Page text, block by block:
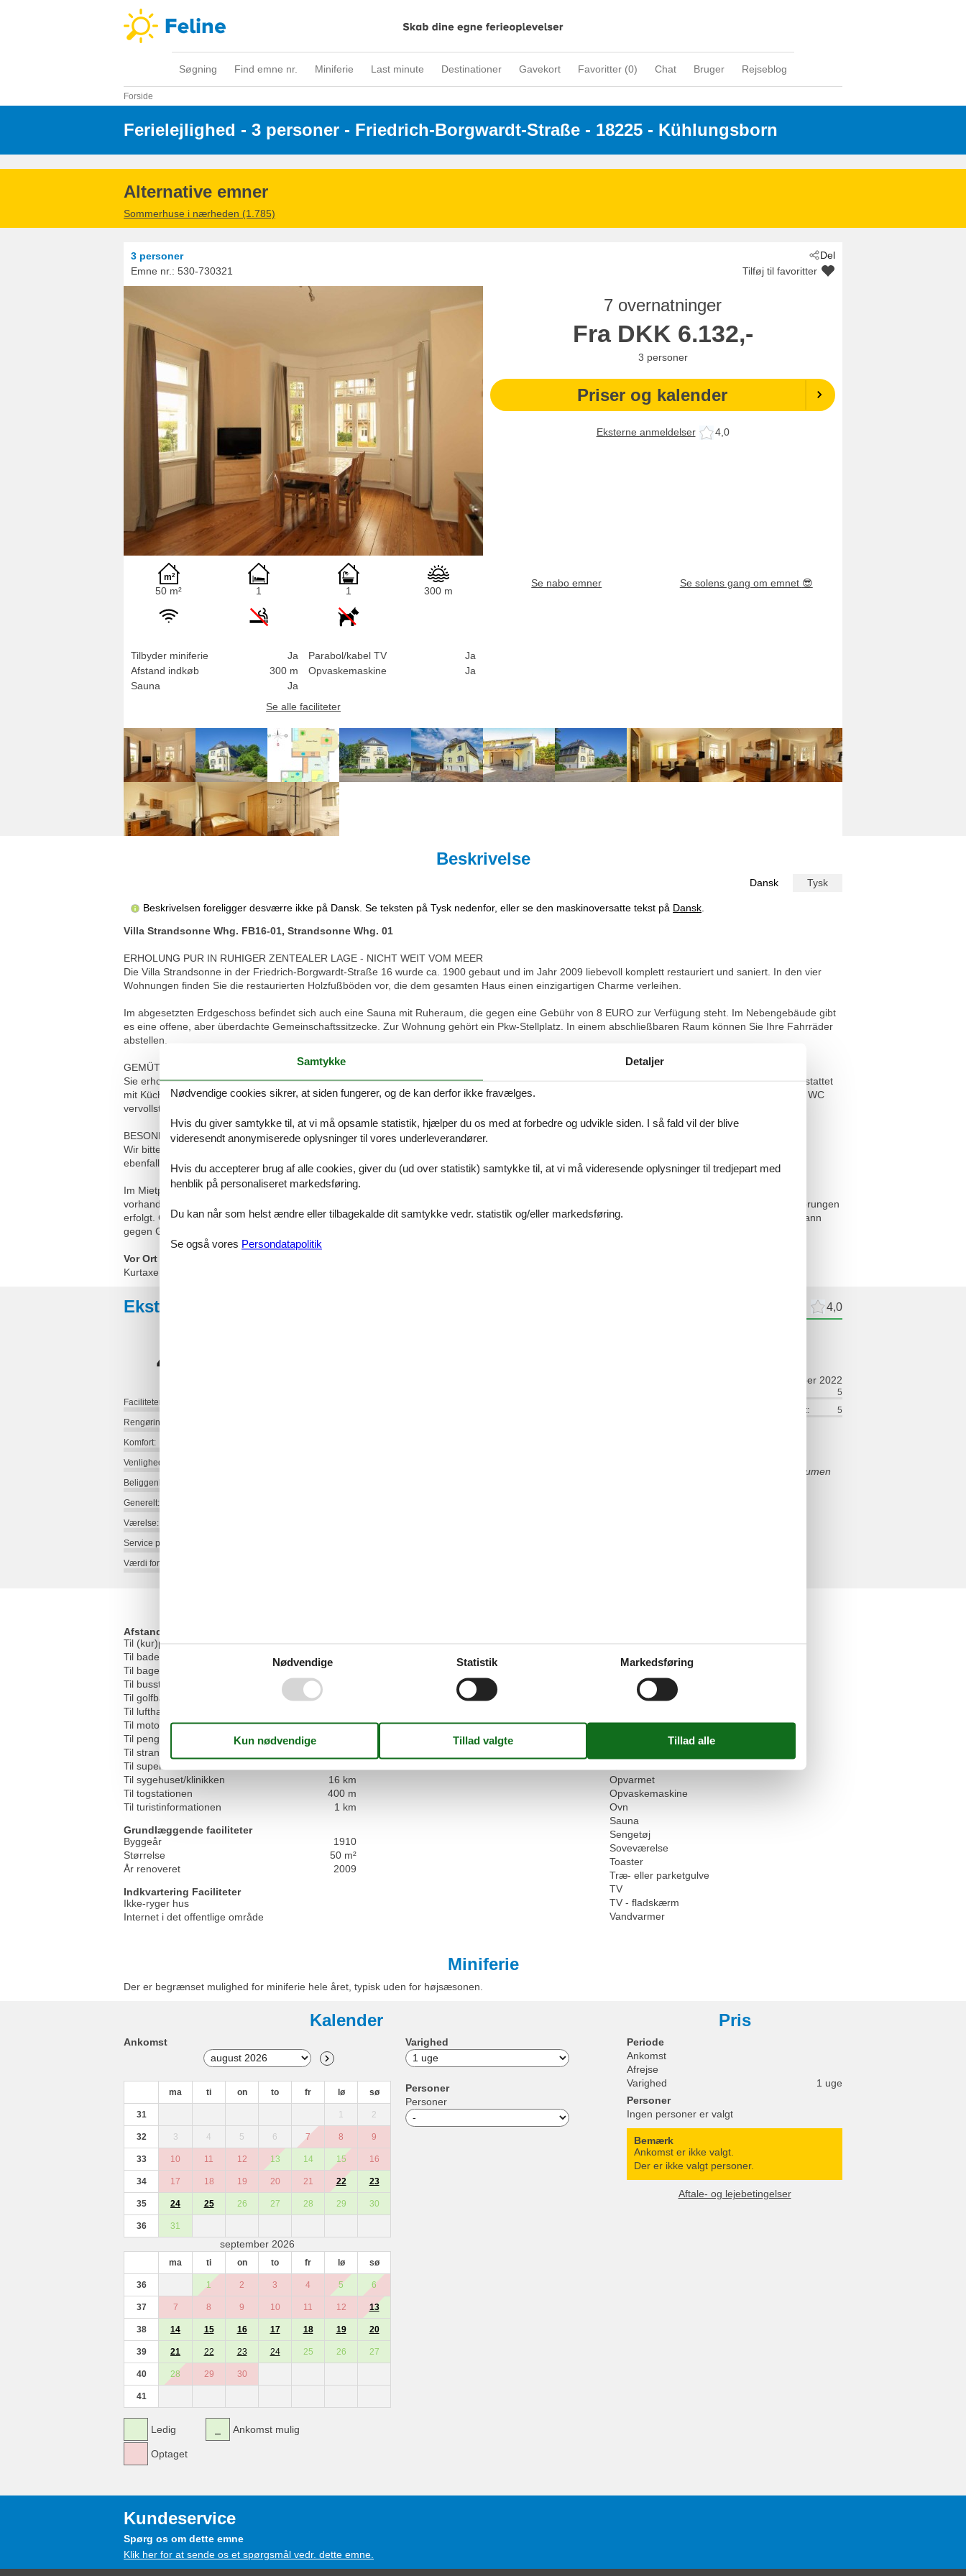
Søgning Find emne nr. Miniferie Last minute Destinationer Gavekort Favoritter (0) Chat Bruger Rejseblog
Forside
Ferielejlighed - 3 personer - Friedrich-Borgwardt-Straße - 18225 - Kühlungsborn
Alternative emner
Sommerhuse i nærheden (1.785)
Del
3 personer
Emne nr.: 530-730321 Tilføj til favoritter
7 overnatninger
Fra DKK 6.132,-
3 personer
Priser og kalender
Eksterne anmeldelser 4,0
50 m² 1 1 300 m
Tilbyder miniferie
Ja
Afstand indkøb
300 m
Sauna
Ja
Parabol/kabel TV
Ja
Opvaskemaskine
Ja
Se alle faciliteter
Se nabo emner Se solens gang om emnet 😎
Beskrivelse
Dansk Tysk
Beskrivelsen foreligger desværre ikke på Dansk. Se teksten på Tysk nedenfor, eller se den maskinoversatte tekst på Dansk
Villa Strandsonne Whg. FB16-01, Strandsonne Whg. 01
ERHOLUNG PUR IN RUHIGER ZENTEALER LAGE - NICHT WEIT VOM MEER
Die Villa Strandsonne in der Friedrich-Borgwardt-Straße 16 wurde ca. 1900 gebaut und im Jahr 2009 liebevoll komplett restauriert und saniert. In den vier
Wohnungen finden Sie die restaurierten Holzfußböden vor, die dem gesamten Haus einen einzigartigen Charme verleihen.
Im abgesetzten Erdgeschoss befindet sich auch eine Sauna mit Ruheraum, die gegen eine Gebühr von 8 EURO zur Verfügung steht. Im Nebengebäude gibt
es eine offene, aber überdachte Gemeinschaftssitzecke. Zur Wohnung gehört ein Pkw-Stellplatz. In einem abschließbaren Raum können Sie Ihre Fahrräder
abstellen.
GEMÜTLICH UND MODERN EINGERICHTETE 2-RAUM-FERIENWOHNUNG
Sie erholen sich in einer großzügigen 2-Raum-Wohnung von ca. 50 qm Größe, die sich im ersten Obergeschoss befindet. Das Wohnzimmer ist ausgestattet
mit Küchenzeile (Herd mit Backofen, Geschirrspüler, Kaffeemaschine) und TV-Gerät. Ein Schlafzimmer mit Doppelbett sowie das Bad mit Dusche und WC
vervollständigen das Gesamtbild dieser Wohnung.
BESONDERHEITEN
Wir bitten um Ihr Verständnis, dass das Rauchen nur im Außenbereich gestattet ist, da es sich um eine Nichtraucherwohnung handelt. Haustiere sind
ebenfalls nicht gewünscht.
Im Mietpreis sind alle Nebenkosten wie Strom, Wasser und Heizungskosten enthalten. Bettwäsche und Handtücher sind ebenfalls als Erstausstattung
vorhanden. Als Zusatzleistung steht Ihnen eine Internetnutzung über WLAN kostenfrei zur Verfügung, wobei gem. AGB keine Haftung bei etwaigen Störungen
erfolgt. Gästen dieser Ferienwohnung steht ein kostenloser Pkw-Stellplatz zur Verfügung. Eine hauseigene Sauna befindet sich im Erdgeschoss und kann
gegen Gebühr genutzt werden.
Vor Ort
Kurtaxe
Eksterne anmeldelser 4,0
4,0
Faciliteter:
Rengøring:
Komfort:
Venlighed:
Beliggenhed:
Generelt:
Værelse:
Service på stedet:
Værdi for pengene:
september 2022
5
Service på stedet:
5
Holzfußböden, die dringend einer Sanierung bedürfen, da sie bei jedem Schritt in allen Räumen
Afstande
Til (kur)parken/skoven
Til badepladsen/vandmassen
Til bageren
Til busstoppestedet
Til golfbanen
Til lufthavnen
Til motorvejen
40 km
Til pengeautomaten/banken
Til stranden
Til supermarkedet
Til sygehuset/klinikken
16 km
Til togstationen
400 m
Til turistinformationen
1 km
Grundlæggende faciliteter
Byggeår
1910
Størrelse
50 m²
År renoveret
2009
Indkvartering Faciliteter
Ikke-ryger hus
Internet i det offentlige område
Dobbeltseng
Dyr ikke tilladt
Håndklæder
Ikke-rygere
Kabel/Sat
Kaffemaskine
Opvarmet
Opvaskemaskine
Ovn
Sauna
Sengetøj
Soveværelse
Toaster
Træ- eller parketgulve
TV
TV - fladskærm
Vandvarmer
Miniferie
Der er begrænset mulighed for miniferie hele året, typisk uden for højsæsonen.
Kalender
Ankomst
ma ti on to fr lø sø
31 1 2
32 3 4 5 6 7 8 9
33 10 11 12 13 14 15 16
34 17 18 19 20 21 22 23
35 24 25 26 27 28 29 30
36 31
september 2026
ma ti on to fr lø sø
36 1 2 3 4 5 6
37 7 8 9 10 11 12 13
38 14 15 16 17 18 19 20
39 21 22 23 24 25 26 27
40 28 29 30
41
Ledig
Optaget
Ankomst mulig
Varighed
Personer
Personer
Pris
Periode
Ankomst
Afrejse
Varighed
1 uge
Personer
Ingen personer er valgt
Bemærk
Ankomst er ikke valgt.
Der er ikke valgt personer.
Aftale- og lejebetingelser
Kundeservice
Spørg os om dette emne
Klik her for at sende os et spørgsmål vedr. dette emne.
Samtykke Detaljer
Nødvendige cookies sikrer, at siden fungerer, og de kan derfor ikke fravælges.
Hvis du giver samtykke til, at vi må opsamle statistik, hjælper du os med at forbedre og udvikle siden. I så fald vil der blive
videresendt anonymiserede oplysninger til vores underleverandører.
Hvis du accepterer brug af alle cookies, giver du (ud over statistik) samtykke til, at vi må videresende oplysninger til tredjepart med
henblik på personaliseret markedsføring.
Du kan når som helst ændre eller tilbagekalde dit samtykke vedr. statistik og/eller markedsføring.
Se også vores Persondatapolitik
Nødvendige Statistik Markedsføring